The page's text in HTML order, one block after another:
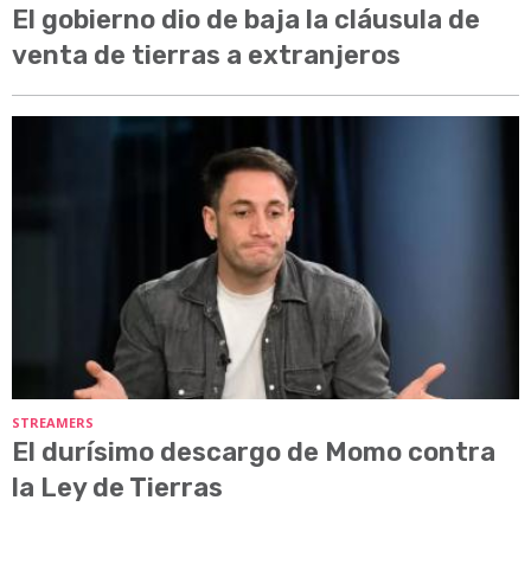
El gobierno dio de baja la cláusula de
venta de tierras a extranjeros
STREAMERS
El durísimo descargo de Momo contra
la Ley de Tierras